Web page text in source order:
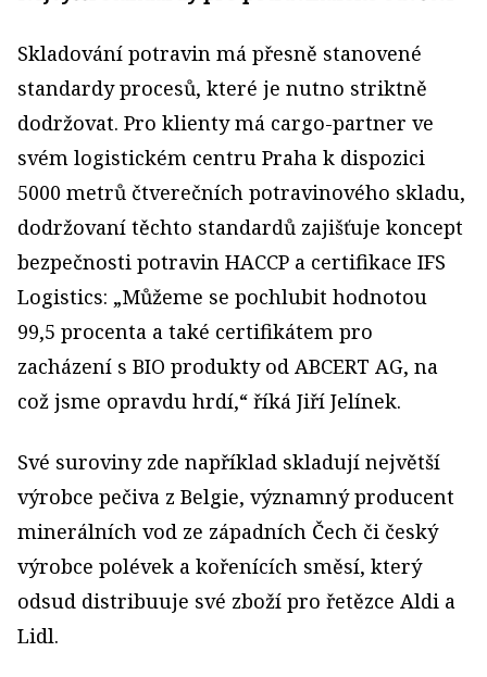
Skladování potravin má přesně stanovené
standardy procesů, které je nutno striktně
dodržovat. Pro klienty má cargo-partner ve
svém logistickém centru Praha k dispozici
5000 metrů čtverečních potravinového skladu,
dodržovaní těchto standardů zajišťuje koncept
bezpečnosti potravin HACCP a certifikace IFS
Logistics: „Můžeme se pochlubit hodnotou
99,5 procenta a také certifikátem pro
zacházení s BIO produkty od ABCERT AG, na
což jsme opravdu hrdí,“ říká Jiří Jelínek.
Své suroviny zde například skladují největší
výrobce pečiva z Belgie, významný producent
minerálních vod ze západních Čech či český
výrobce polévek a kořenících směsí, který
odsud distribuuje své zboží pro řetězce Aldi a
Lidl.